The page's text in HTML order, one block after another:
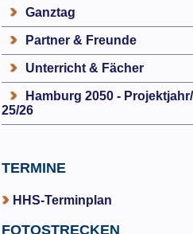
Ganztag
Partner & Freunde
Unterricht & Fächer
Hamburg 2050 -
25/26
TERMINE
HHS-Terminplan
FOTOSTRECKEN